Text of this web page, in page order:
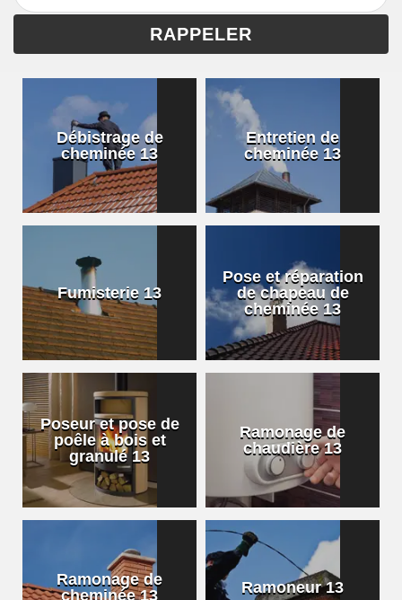
Débistrage de
cheminée 13
Entretien de
cheminée 13
Fumisterie 13
Pose et réparation
de chapeau de
cheminée 13
Poseur et pose de
poêle à bois et
granulé 13
Ramonage de
chaudière 13
Ramonage de
cheminée 13
Ramoneur 13